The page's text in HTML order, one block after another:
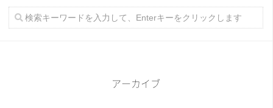
アーカイブ